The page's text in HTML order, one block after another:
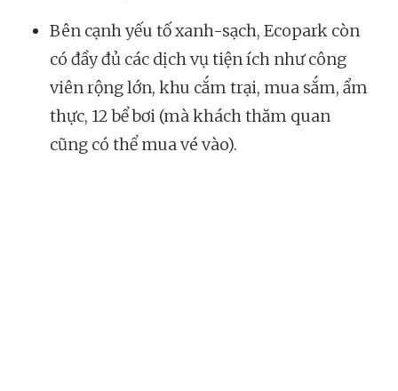
Bên cạnh yếu tố xanh-sạch, Ecopark còn
có đầy đủ các dịch vụ tiện ích như công
viên rộng lớn, khu cắm trại, mua sắm, ẩm
thực, 12 bể bơi (mà khách thăm quan
cũng có thể mua vé vào).